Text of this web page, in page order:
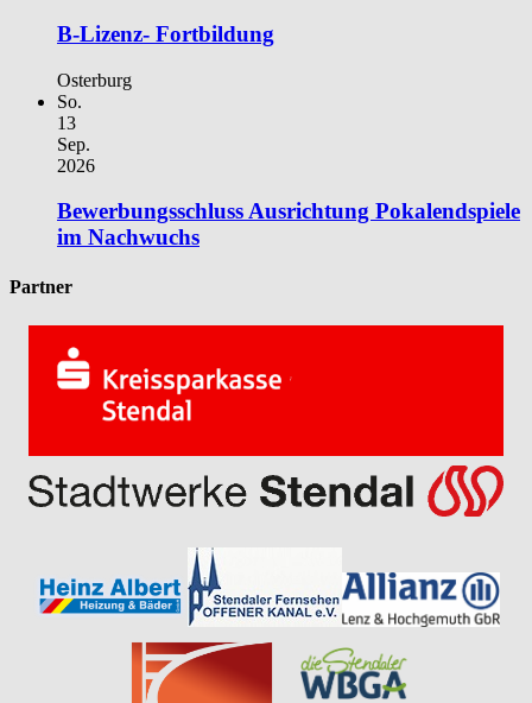
B-Lizenz- Fortbildung
Osterburg
So.
13
Sep.
2026
Bewerbungsschluss Ausrichtung Pokalendspiele
im Nachwuchs
Partner